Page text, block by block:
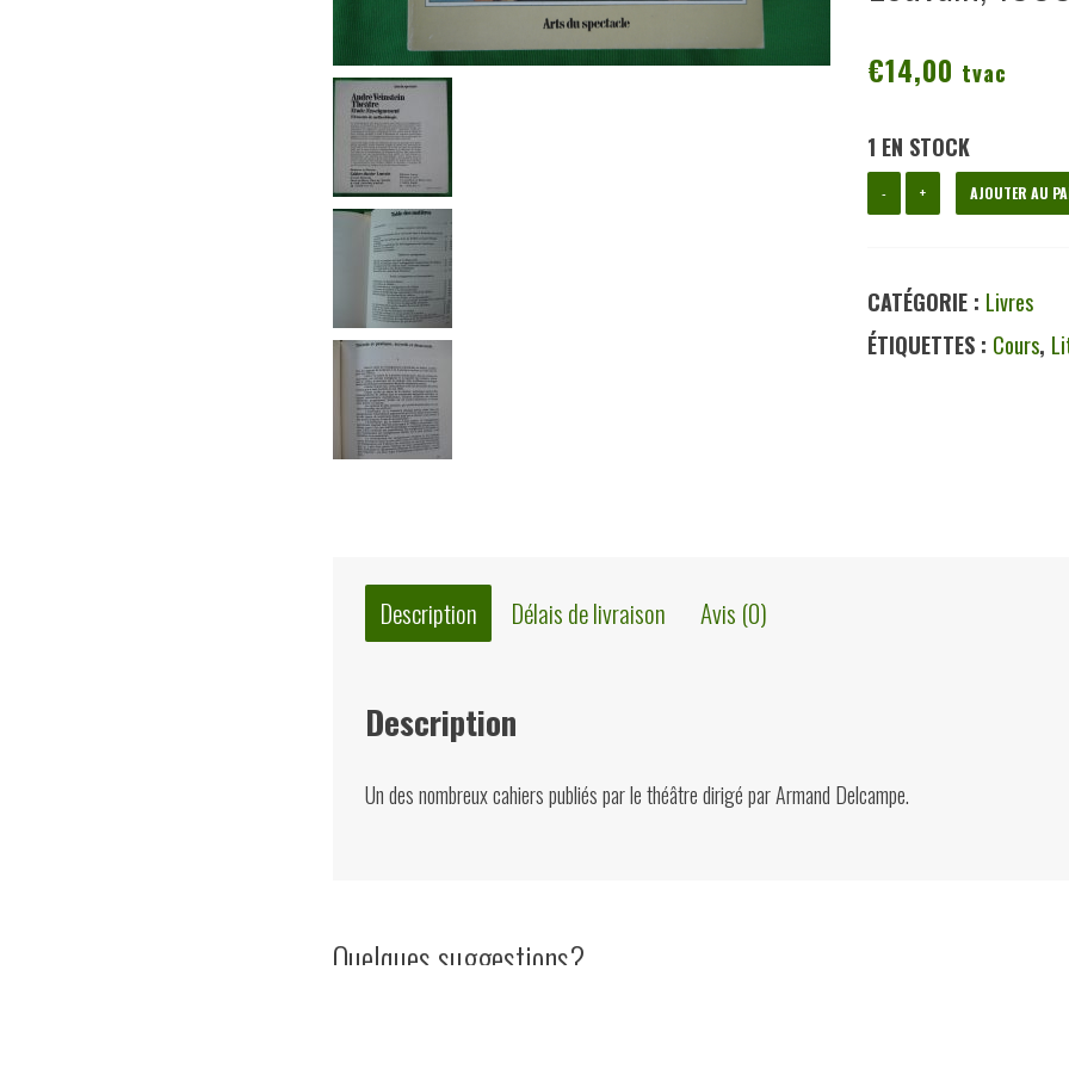
€14,00 tvac
1 EN STOCK
-
quantité
étude,
enseignement,
+ AJOUTER AU
CATÉGORIE : Livres
ÉTIQUETTES : Cours,
Description Délais de livraison Avis (0)
Description
Un des nombreux cahiers publiés par le théâtre dirigé par Armand Delcampe.
Quelques suggestions?